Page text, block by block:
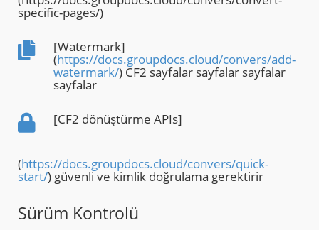
specific-pages/)
[Watermark]
(https://docs.groupdocs.cloud/convers/add-
watermark/) CF2 sayfalar sayfalar sayfalar
sayfalar
[CF2 dönüştürme APIs]
(https://docs.groupdocs.cloud/convers/quick-
start/) güvenli ve kimlik doğrulama gerektirir
Sürüm Kontrolü